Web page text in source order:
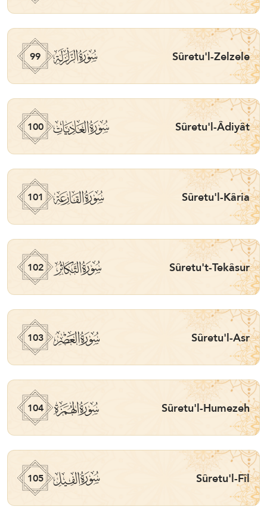
99 ﰐ Sûretu'l-Zelzele
100 ﰑ Sûretu'l-Âdiyât
101 ﰒ Sûretu'l-Kâria
102 ﰓ Sûretu't-Tekâsur
103 ﰔ Sûretu'l-Asr
104 ﰕ Sûretu'l-Humezeh
105 ﰖ Sûretu'l-Fîl